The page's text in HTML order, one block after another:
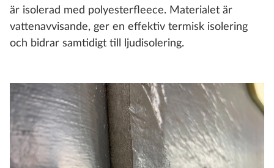
är isolerad med polyesterfleece. Materialet är
vattenavvisande, ger en effektiv termisk isolering
och bidrar samtidigt till ljudisolering.